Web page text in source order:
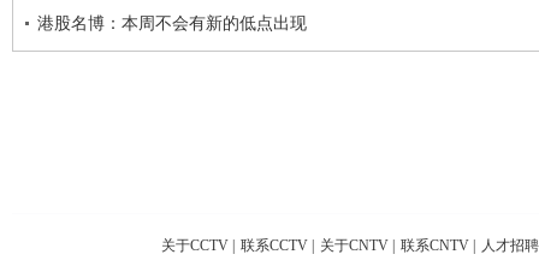
港股名博：本周不会有新的低点出现
关于CCTV 联系CCTV 关于CNTV 联系CNTV 人才招聘